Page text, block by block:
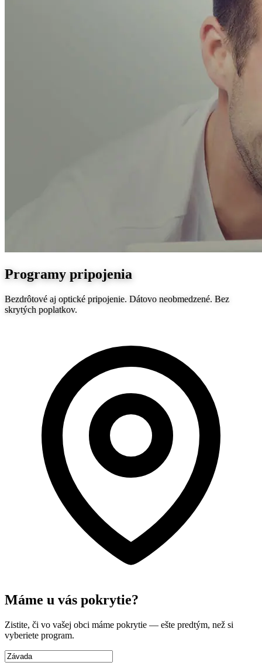
Programy pripojenia
Bezdrôtové aj optické pripojenie. Dátovo neobmedzené. Bez
skrytých poplatkov.
Máme u vás pokrytie?
Zistite, či vo vašej obci máme pokrytie — ešte predtým, než si
vyberiete program.